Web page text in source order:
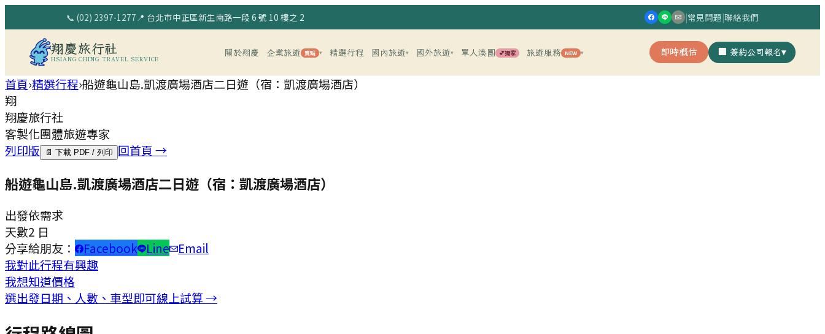
📞 (02) 2397-1277📍 台北市中正區新生南路一段 6 號 10 樓之 2 |常見問題|聯絡我們
翔慶旅行社
HSIANG CHING TRAVEL SERVICE
關於翔慶 企業旅遊 賣點 ▾ 精選行程 國內旅遊▾ 國外旅遊▾ 單人湊團 💕獨家 旅遊服務 NEW ▾ 即時概估 🏢 簽約公司報名▾
首頁›精選行程›船遊龜山島.凱渡廣場酒店二日遊（宿：凱渡廣場酒店）
翔
翔慶旅行社
客製化團體旅遊專家
列印版
📄 下載 PDF / 列印 回首頁 →
船遊龜山島.凱渡廣場酒店二日遊（宿：凱渡廣場酒店）
出發依需求
天數2 日
分享給朋友：
Facebook Line
Email
我對此行程有興趣
我想知道價格
選出發日期、人數、車型即可線上試算 →